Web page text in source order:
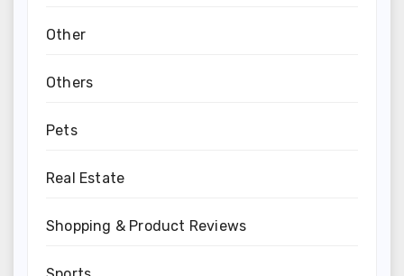
Other
Others
Pets
Real Estate
Shopping & Product Reviews